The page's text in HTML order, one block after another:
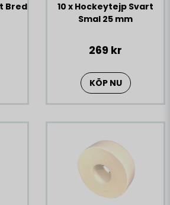
Bred
10 x Hockeytejp Svart
Smal 25 mm
269 kr
KÖP NU